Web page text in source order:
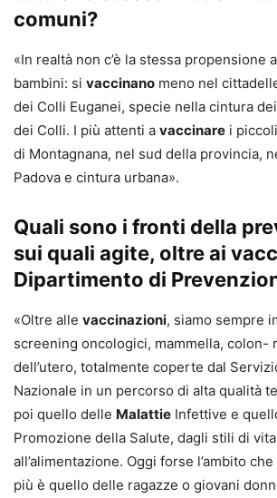
comuni?
«In realtà non c’è la stessa propensione a
bambini: si vaccinano meno nel
dei Colli Euganei, specie nella cintura
dei Colli. I più attenti a vaccinare i
di Montagnana, nel sud della provincia,
Padova e cintura urbana».
Quali sono i fronti della
sui quali agite, oltre ai
Dipartimento di
«Oltre alle vaccinazioni, siamo sempre
screening oncologici, mammella, colon-
dell’utero, totalmente coperte dal
Nazionale in un percorso di alta qualità
poi quello delle Malattie Infettive e
Promozione della Salute, dagli stili di
all’alimentazione. Oggi forse l’ambito
più è quello delle ragazze o giovani